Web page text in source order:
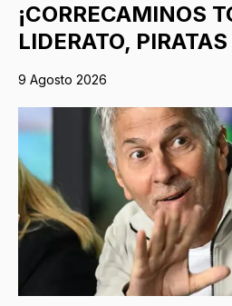
¡CORRECAMINOS
LIDERATO,
9 Agosto 2026